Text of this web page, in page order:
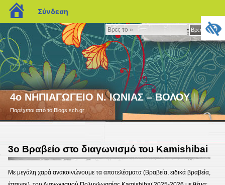
Βρες
το
»
Βρες το »
4ο ΝΗΠΙΑΓΩΓΕΙΟ Ν. ΙΩΝΙΑΣ – ΒΟΛΟΥ
Παρέχεται από το Blogs.sch.gr
3ο Βραβείο στο διαγωνισμό του Kamishibai
Με μεγάλη χαρά ανακοινώνουμε τα αποτελέσματα (Βραβεία, ειδικά βραβεία,
blogs.sch.gr
Σύνδεση